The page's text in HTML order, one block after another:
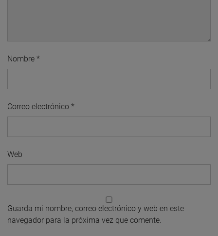
Nombre *
Correo electrónico *
Web
Guarda mi nombre, correo electrónico y web en este
navegador para la próxima vez que comente.